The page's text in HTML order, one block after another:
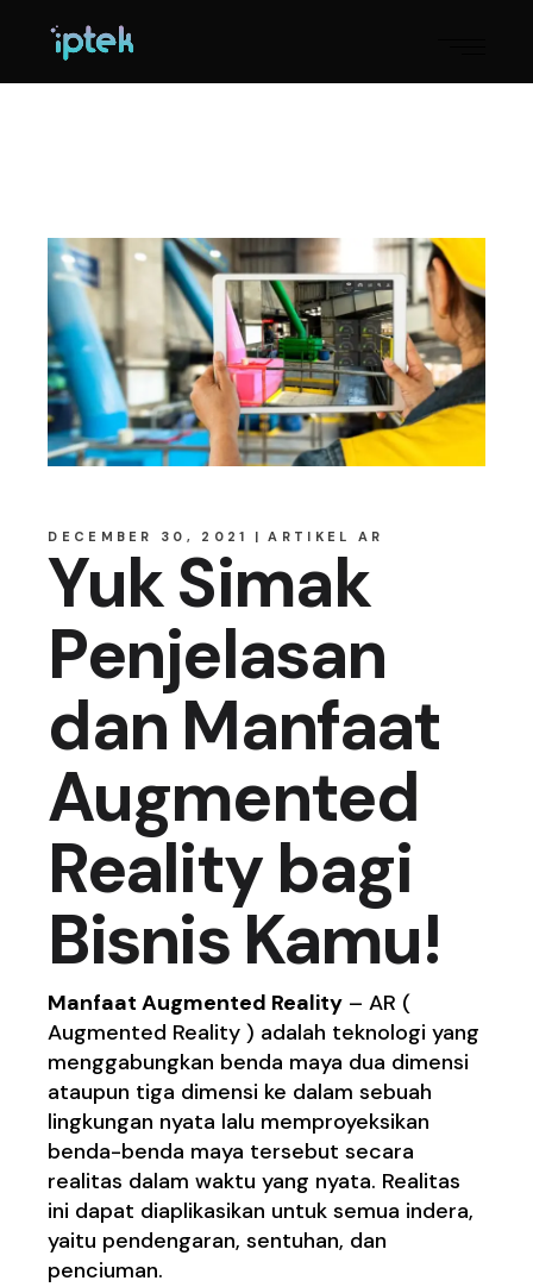
DECEMBER 30, 2021 ARTIKEL AR
Yuk Simak
Penjelasan
dan Manfaat
Augmented
Reality bagi
Bisnis Kamu!
Manfaat Augmented Reality – AR (
Augmented Reality ) adalah teknologi yang
menggabungkan benda maya dua dimensi
ataupun tiga dimensi ke dalam sebuah
lingkungan nyata lalu memproyeksikan
benda-benda maya tersebut secara
realitas dalam waktu yang nyata. Realitas
ini dapat diaplikasikan untuk semua indera,
yaitu pendengaran, sentuhan, dan
penciuman.